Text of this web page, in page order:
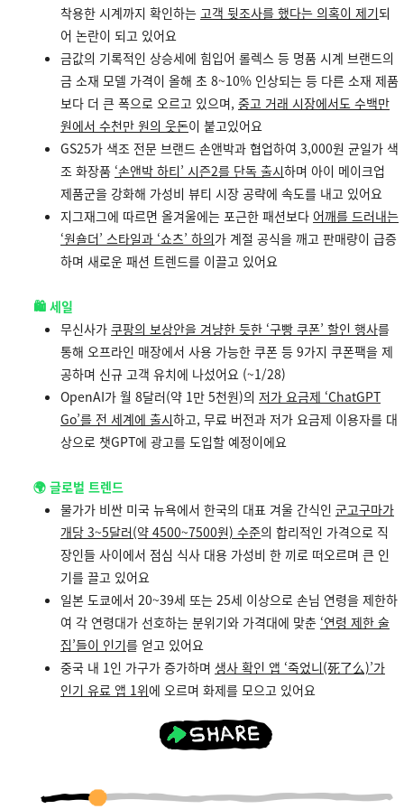
착용한 시계까지 확인하는 고객 뒷조사를 했다는 의혹이 제기되
어 논란이 되고 있어요
금값의 기록적인 상승세에 힘입어 롤렉스 등 명품 시계 브랜드의
금 소재 모델 가격이 올해 초 8~10% 인상되는 등 다른 소재 제품
보다 더 큰 폭으로 오르고 있으며, 중고 거래 시장에서도 수백만
원에서 수천만 원의 웃돈이 붙고있어요
GS25가 색조 전문 브랜드 손앤박과 협업하여 3,000원 균일가 색
조 화장품 ‘손앤박 하티’ 시즌2를 단독 출시하며 아이 메이크업
제품군을 강화해 가성비 뷰티 시장 공략에 속도를 내고 있어요
지그재그에 따르면 올겨울에는 포근한 패션보다 어깨를 드러내는
‘원숄더’ 스타일과 ‘쇼츠’ 하의가 계절 공식을 깨고 판매량이 급증
하며 새로운 패션 트렌드를 이끌고 있어요
🛍️ 세일
무신사가 쿠팡의 보상안을 겨냥한 듯한 ‘구빵 쿠폰’ 할인 행사를
통해 오프라인 매장에서 사용 가능한 쿠폰 등 9가지 쿠폰팩을 제
공하며 신규 고객 유치에 나섰어요 (~1/28)
OpenAI가 월 8달러(약 1만 5천원)의 저가 요금제 ‘ChatGPT
Go’를 전 세계에 출시하고, 무료 버전과 저가 요금제 이용자를 대
상으로 챗GPT에 광고를 도입할 예정이에요
🌍 글로벌 트렌드
물가가 비싼 미국 뉴욕에서 한국의 대표 겨울 간식인 군고구마가
개당 3~5달러(약 4500~7500원) 수준의 합리적인 가격으로 직
장인들 사이에서 점심 식사 대용 가성비 한 끼로 떠오르며 큰 인
기를 끌고 있어요
일본 도쿄에서 20~39세 또는 25세 이상으로 손님 연령을 제한하
여 각 연령대가 선호하는 분위기와 가격대에 맞춘 ‘연령 제한 술
집’들이 인기를 얻고 있어요
중국 내 1인 가구가 증가하며 생사 확인 앱 ‘죽었니(死了么)’가
인기 유료 앱 1위에 오르며 화제를 모으고 있어요